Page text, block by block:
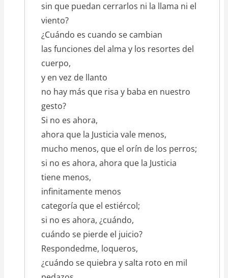
sin que puedan cerrarlos ni la llama ni el
viento?
¿Cuándo es cuando se cambian
las funciones del alma y los resortes del
cuerpo,
y en vez de llanto
no hay más que risa y baba en nuestro
gesto?
Si no es ahora,
ahora que la Justicia vale menos,
mucho menos, que el orín de los perros;
si no es ahora, ahora que la Justicia
tiene menos,
infinitamente menos
categoría que el estiércol;
si no es ahora, ¿cuándo,
cuándo se pierde el juicio?
Respondedme, loqueros,
¿cuándo se quiebra y salta roto en mil